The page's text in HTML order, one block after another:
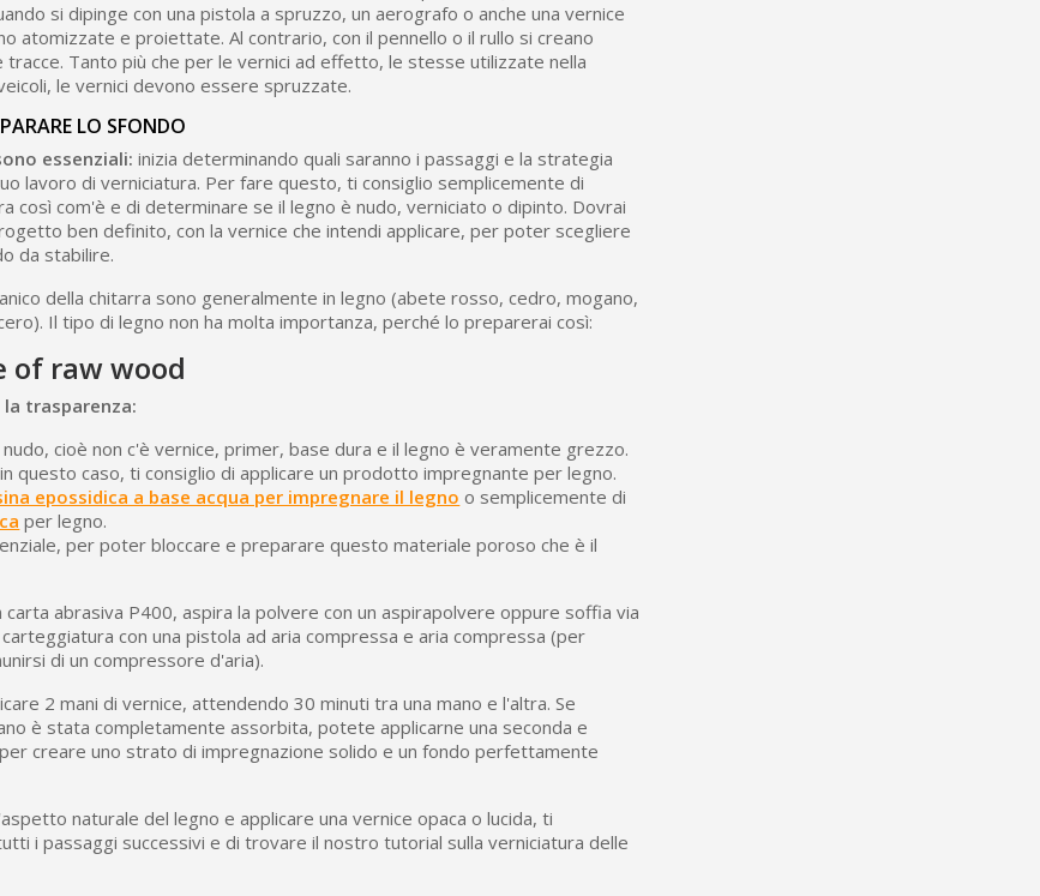
si dipinge con una pistola a spruzzo, un aerografo o anche una vernice
atomizzate e proiettate. Al contrario, con il pennello o il rullo si creano
tracce. Tanto più che per le vernici ad effetto, le stesse utilizzate nella
le vernici devono essere spruzzate.
LO SFONDO
essenziali: inizia determinando quali saranno i passaggi e la strategia
lavoro di verniciatura. Per fare questo, ti consiglio semplicemente di
così com'è e di determinare se il legno è nudo, verniciato o dipinto. Dovrai
ben definito, con la vernice che intendi applicare, per poter scegliere
da stabilire.
della chitarra sono generalmente in legno (abete rosso, cedro, mogano,
Il tipo di legno non ha molta importanza, perché lo preparerai così:
of raw wood
trasparenza:
cioè non c'è vernice, primer, base dura e il legno è veramente grezzo.
questo caso, ti consiglio di applicare un prodotto impregnante per legno.
epossidica a base acqua per impregnare il legno o semplicemente di
per legno.
per poter bloccare e preparare questo materiale poroso che è il
carta abrasiva P400, aspira la polvere con un aspirapolvere oppure soffia via
con una pistola ad aria compressa e aria compressa (per
di un compressore d'aria).
2 mani di vernice, attendendo 30 minuti tra una mano e l'altra. Se
è stata completamente assorbita, potete applicarne una seconda e
creare uno strato di impregnazione solido e un fondo perfettamente
naturale del legno e applicare una vernice opaca o lucida, ti
i passaggi successivi e di trovare il nostro tutorial sulla verniciatura delle